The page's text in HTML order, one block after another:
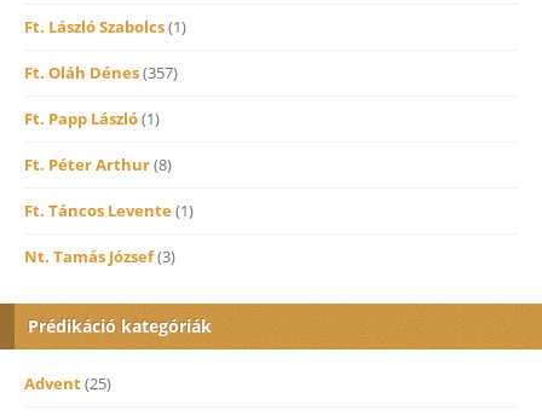
Ft. László Szabolcs(1)
Ft. Oláh Dénes(357)
Ft. Papp László(1)
Ft. Péter Arthur(8)
Ft. Táncos Levente(1)
Nt. Tamás József(3)
Prédikáció kategóriák
Advent(25)